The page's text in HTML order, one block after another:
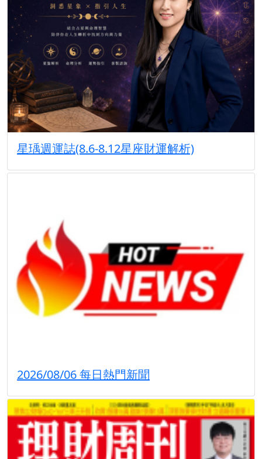
星瑀週運誌(8.6-8.12星座財運解析)
2026/08/06 每日熱門新聞